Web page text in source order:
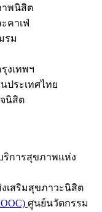
พนิสิต
คาเฟ่
รม
งเทพฯ
ประเทศไทย
นิสิต
ริการสุขภาพแห่ง
เสริมสุขภาวะนิสิต
ศูนย์นวัตกรรม